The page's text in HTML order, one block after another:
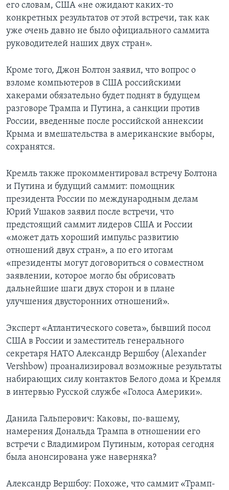
его словам, США «не ожидают каких-то
конкретных результатов от этой встречи, так как
уже очень давно не было официального саммита
руководителей наших двух стран».
Кроме того, Джон Болтон заявил, что вопрос о
взломе компьютеров в США российскими
хакерами обязательно будет поднят в будущем
разговоре Трампа и Путина, а санкции против
России, введенные после российской аннексии
Крыма и вмешательства в американские выборы,
сохранятся.
Кремль также прокомментировал встречу Болтона
и Путина и будущий саммит: помощник
президента России по международным делам
Юрий Ушаков заявил после встречи, что
предстоящий саммит лидеров США и России
«может дать хороший импульс развитию
отношений двух стран», а по его итогам
«президенты могут договориться о совместном
заявлении, которое могло бы обрисовать
дальнейшие шаги двух сторон и в плане
улучшения двусторонних отношений».
Эксперт «Атлантического совета», бывший посол
США в России и заместитель генерального
секретаря НАТО Александр Вершбоу (Alexander
Vershbow) проанализировал возможные результаты
набирающих силу контактов Белого дома и Кремля
в интервью Русской службе «Голоса Америки».
Данила Гальперович: Каковы, по-вашему,
намерения Дональда Трампа в отношении его
встречи с Владимиром Путиным, которая сегодня
была анонсирована уже наверняка?
Александр Вершбоу: Похоже, что саммит «Трамп-